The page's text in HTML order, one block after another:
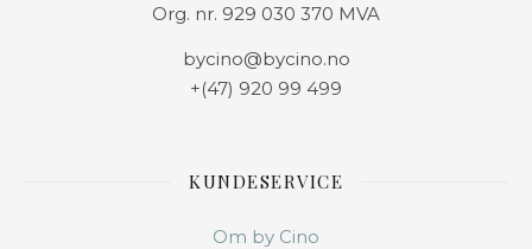
Org. nr. 929 030 370 MVA
bycino@bycino.no
+(47) 920 99 499
KUNDESERVICE
Om by Cino